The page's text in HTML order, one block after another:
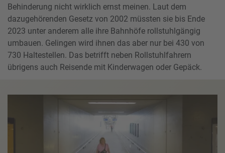
Behinderung nicht wirklich ernst meinen. Laut dem
dazugehörenden Gesetz von 2002 müssten sie bis Ende
2023 unter anderem alle ihre Bahnhöfe rollstuhlgängig
umbauen. Gelingen wird ihnen das aber nur bei 430 von
730 Haltestellen. Das betrifft neben Rollstuhlfahrern
übrigens auch Reisende mit Kinderwagen oder Gepäck.